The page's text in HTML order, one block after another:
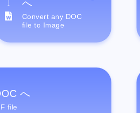
へ
Convert any DOC
file to Image
へ
file